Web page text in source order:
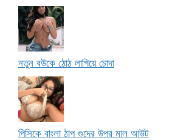
নতুন বউকে ঠোঠ লাগিয়ে চোদা
পিসিকে বাংলা ঠাপ গুদের উপর মাল আউট